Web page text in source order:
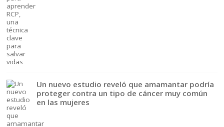
Un nuevo estudio reveló que amamantar podría
proteger contra un tipo de cáncer muy común
en las mujeres